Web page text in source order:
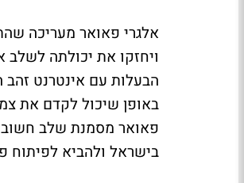
אלגרי פאואר מעריכה
ויחזקו את יכולתה
הבעלות עם אינטרנט זהב
באופן שיכול לקדם את
פאואר מסמנת שלב חשוב
בישראל ולהביא לפיתוח